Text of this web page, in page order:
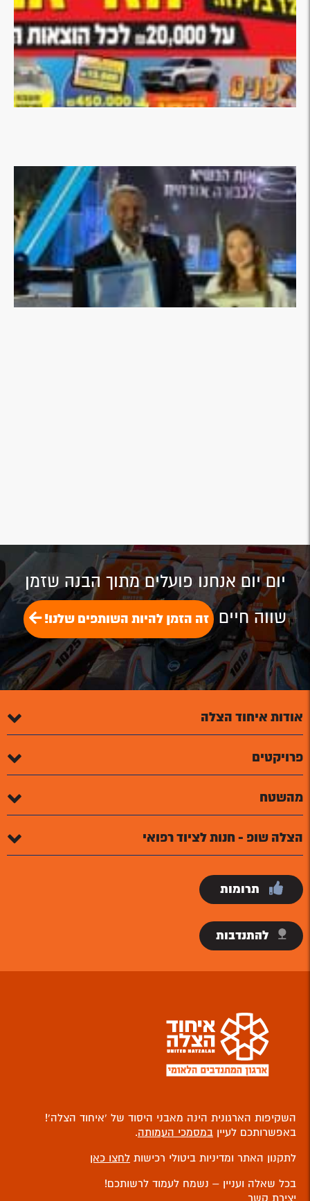
יום יום אנחנו פועלים מתוך הבנה שזמן
שווה חיים זה הזמן להיות השותפים שלנו!
אודות איחוד הצלה
פרויקטים
מהשטח
הצלה שופ - חנות לציוד רפואי
תרומות
להתנדבות
השקיפות הארגונית הינה מאבני היסוד של ‘איחוד הצלה’!
באפשרותכם לעיין במסמכי העמותה.
לתקנון האתר ומדיניות ביטולי רכישות לחצו כאן
בכל שאלה ועניין – נשמח לעמוד לרשותכם!